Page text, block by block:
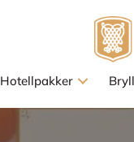
Hotellpakker